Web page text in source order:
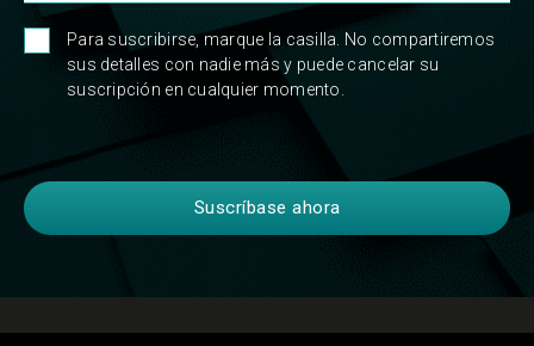
Para suscribirse, marque la casilla. No compartiremos
sus detalles con nadie más y puede cancelar su
suscripción en cualquier momento.